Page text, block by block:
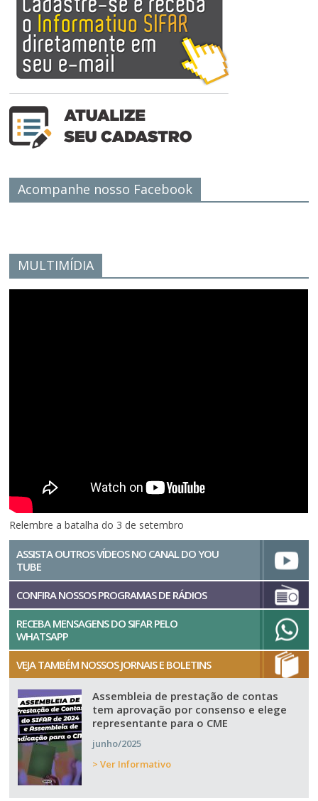
Acompanhe nosso Facebook
MULTIMÍDIA
Relembre a batalha do 3 de setembro
ASSISTA OUTROS VÍDEOS NO CANAL DO YOU
TUBE
CONFIRA NOSSOS PROGRAMAS DE RÁDIOS
RECEBA MENSAGENS DO SIFAR PELO
WHATSAPP
VEJA TAMBÉM NOSSOS JORNAIS E BOLETINS
Assembleia de prestação de contas
tem aprovação por consenso e elege
representante para o CME
junho/2025
> Ver Informativo